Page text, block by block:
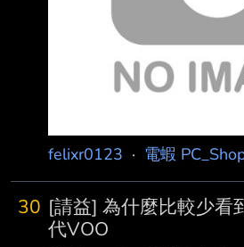
傳這麼精緻的ai影片嗎？
意思是組線上gpu的算力跑
felixr0123 · 電蝦
30 [請益] 為什麼比較少看
代VOO